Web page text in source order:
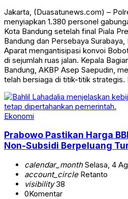
Jakarta, (Duasatunews.com) –
menyiapkan 1.380 personel
Kota Bandung setelah final Piala
Bandung dan Persebaya
Aparat mengantisipasi konvoi
di sejumlah ruas jalan. Kepala
Bandung, AKBP Asep Saepudin,
telah bersiaga di titik-titik
Ekonomi
Prabowo Pastikan Harga
Non-Subsidi Berpeluang
calendar_monthSelasa, 4
account_circleRetanto
visibility38
0Komentar